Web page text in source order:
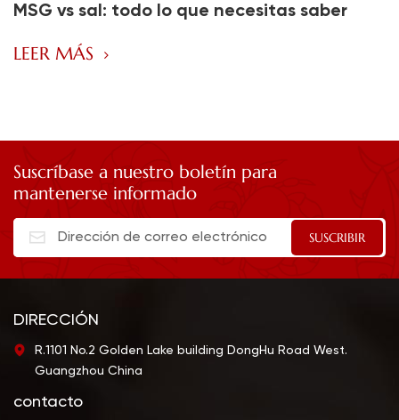
MSG vs sal: todo lo que necesitas saber
LEER MÁS
Suscríbase a nuestro boletín para
mantenerse informado
DIRECCIÓN
R.1101 No.2 Golden Lake building DongHu Road West.
Guangzhou China
contacto